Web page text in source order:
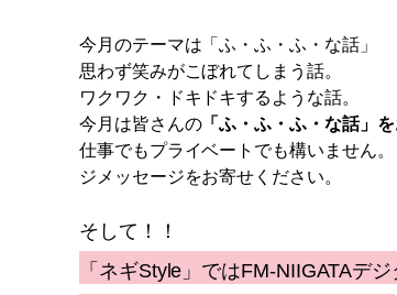
今月のテーマは「ふ・ふ・ふ・な話」
思わず笑みがこぼれてしまう話。
ワクワク・ドキドキするような話。
今月は皆さんの「ふ・ふ・ふ・な話」を
仕事でもプライベートでも構いません。
ジメッセージをお寄せください。
そして！！
「ネギStyle」ではFM-NIIGATAデ